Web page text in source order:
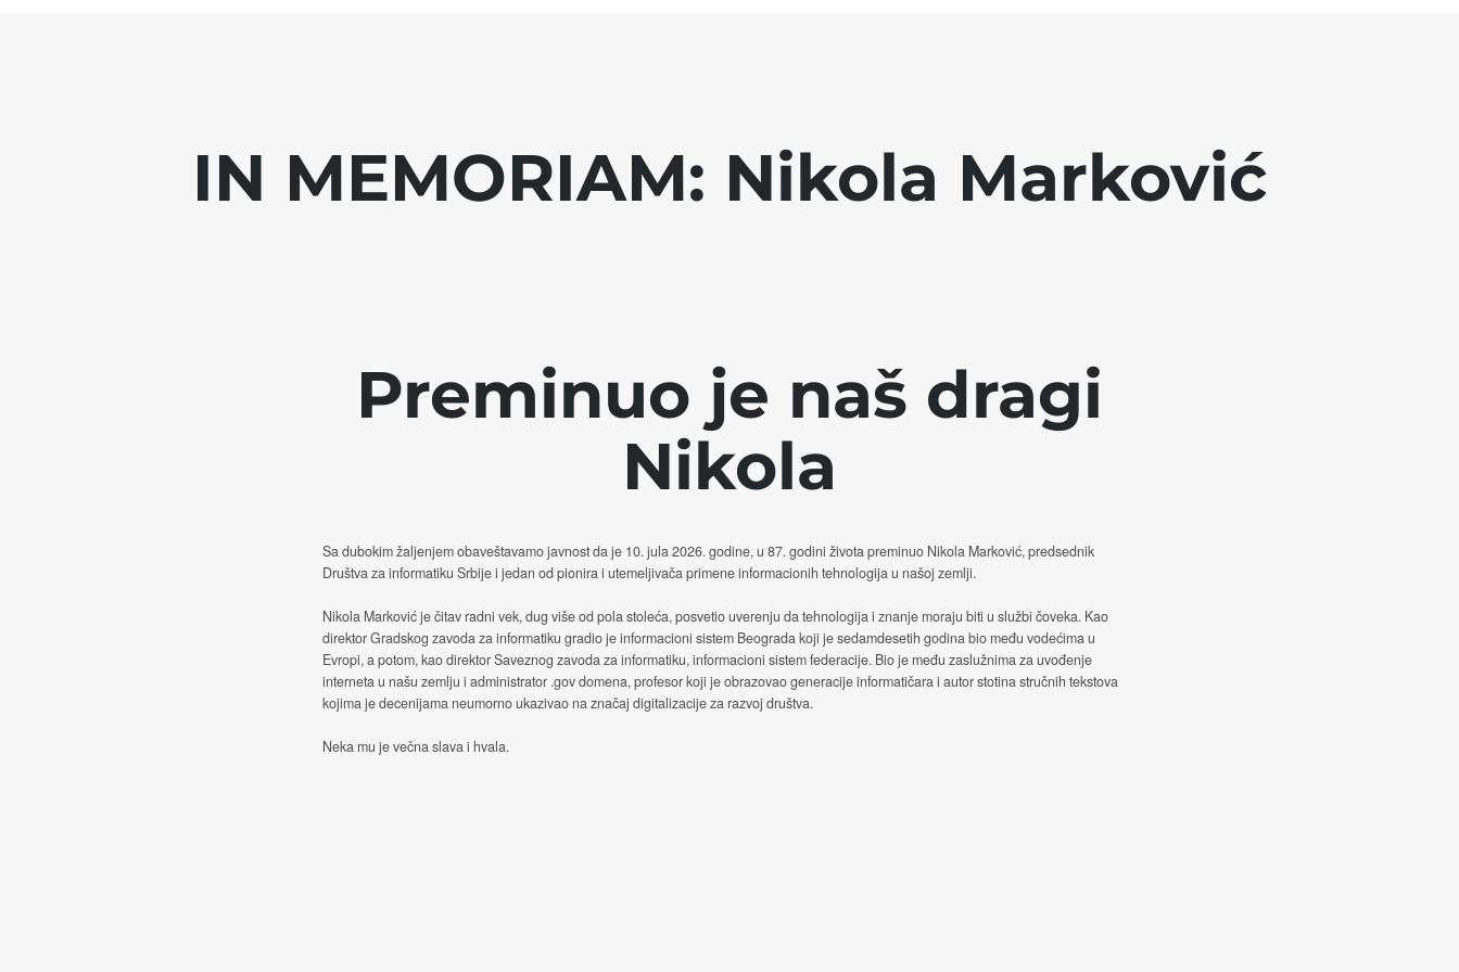
IN MEMORIAM: Nikola Marković
Preminuo je naš dragi
Nikola
Sa dubokim žaljenjem obaveštavamo javnost da je 10. jula 2026. godine, u 87. godini života preminuo Nikola Marković, predsednik
Društva za informatiku Srbije i jedan od pionira i utemeljivača primene informacionih tehnologija u našoj zemlji.
Nikola Marković je čitav radni vek, dug više od pola stoleća, posvetio uverenju da tehnologija i znanje moraju biti u službi čoveka. Kao
direktor Gradskog zavoda za informatiku gradio je informacioni sistem Beograda koji je sedamdesetih godina bio među vodećima u
Evropi, a potom, kao direktor Saveznog zavoda za informatiku, informacioni sistem federacije. Bio je među zaslužnima za uvođenje
interneta u našu zemlju i administrator .gov domena, profesor koji je obrazovao generacije informatičara i autor stotina stručnih tekstova
kojima je decenijama neumorno ukazivao na značaj digitalizacije za razvoj društva.
Neka mu je večna slava i hvala.